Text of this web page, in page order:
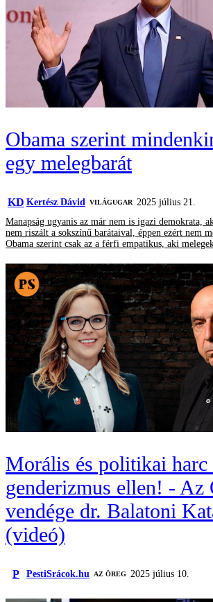
Obama szerint
egy melegbarát
KD Kertész Dávid VILÁGUGAR
2025 július 21.
Manapság ugyanis az már nem is igazi demokrata,
nem riszált a sokszínű barátaival, éppen ezért nem
Obama szerint csak az a férfi empatikus, aki
Morális és politikai harc
genderizmus ellen! - Az
vendége dr. Balatoni
(videó)
P PestiSrácok.hu AZ ÖREG 2025 július 10.